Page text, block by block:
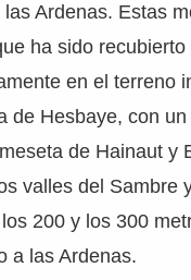
Ardenas. Estas
ha sido
en el terreno
de Hesbaye, con
de Hainaut y
valles del Sambre
200 y los 300
a las Ardenas.